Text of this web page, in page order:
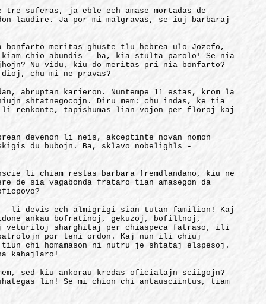
suferas, ja eble ech amase mortadas de
laudire. Ja por mi malgravas, se iuj barbaraj
meritas ghuste tlu hebrea ulo Jozefo,
chio abundis - ba, kia stulta parolo! Se nia
Nu vidu, kiu do meritas pri nia bonfarto?
chu mi ne pravas?
abruptan karieron. Nuntempe 11 estas, krom la
shtatnegocojn. Diru mem: chu indas, ke tia
li renkonte, tapishumas lian vojon per floroj kaj
devenon li neis, akceptinte novan nomon
du bubojn. Ba, sklavo nobelighls -
li chiam restas barbara fremdlandano, kiu ne
sia vagabonda frataro tian amasegon da
- li devis ech almigrigi sian tutan familion! Kaj
ankau bofratinoj, gekuzoj, bofillnoj,
veturiloj sharghitaj per chiaspeca fatraso, ili
por teni ordon. Kaj nun ili chiuj
chi homamason ni nutru je shtataj elspesoj.
kahajlaro!
sed kiu ankorau kredas oficialajn sciigojn?
lin! Se mi chion chi antausciintus, tiam